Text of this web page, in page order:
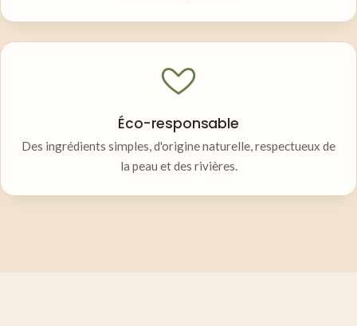
Éco-responsable
Des ingrédients simples, d'origine naturelle, respectueux de
la peau et des rivières.